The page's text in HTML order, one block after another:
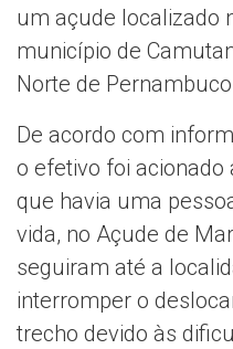
um açude localizado
município de
Norte de
De acordo com
o efetivo foi acionado
que havia uma
vida, no Açude de
seguiram até a
interromper o
trecho devido às